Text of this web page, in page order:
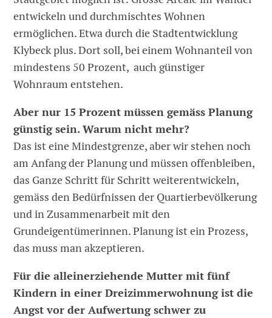
entwickeln und durchmischtes Wohnen
ermöglichen. Etwa durch die Stadtentwicklung
Klybeck plus. Dort soll, bei einem Wohnanteil von
mindestens 50 Prozent, auch günstiger
Wohnraum entstehen.
Aber nur 15 Prozent müssen gemäss Planung
günstig sein. Warum nicht mehr?
Das ist eine Mindestgrenze, aber wir stehen noch
am Anfang der Planung und müssen offenbleiben,
das Ganze Schritt für Schritt weiterentwickeln,
gemäss den Bedürfnissen der Quartierbevölkerung
und in Zusammenarbeit mit den
Grundeigentümerinnen. Planung ist ein Prozess,
das muss man akzeptieren.
Für die alleinerziehende Mutter mit fünf
Kindern in einer Dreizimmerwohnung ist die
Angst vor der Aufwertung schwer zu